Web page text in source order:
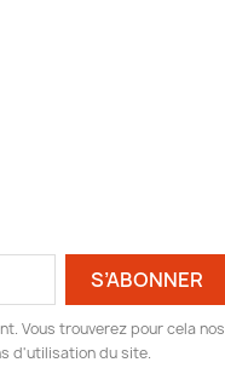
Vous trouverez pour cela nos
d'utilisation du site.